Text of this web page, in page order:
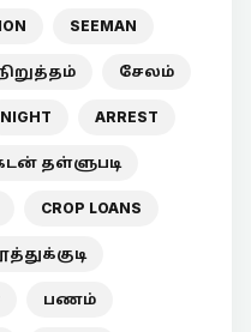
SEEMAN
சேலம்
NIGHT ARREST
தள்ளுபடி
CROP LOANS
பணம்